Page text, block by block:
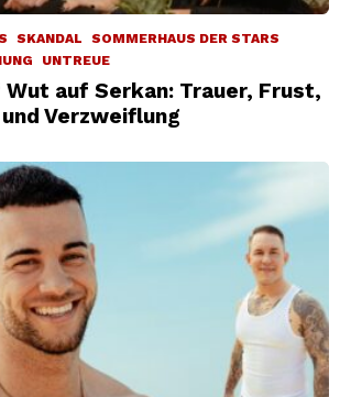
SKANDAL
SOMMERHAUS DER STARS
UNTREUE
Wut auf Serkan: Trauer, Frust,
Verzweiflung